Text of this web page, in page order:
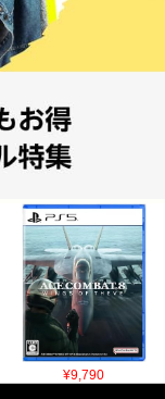
¥9,790